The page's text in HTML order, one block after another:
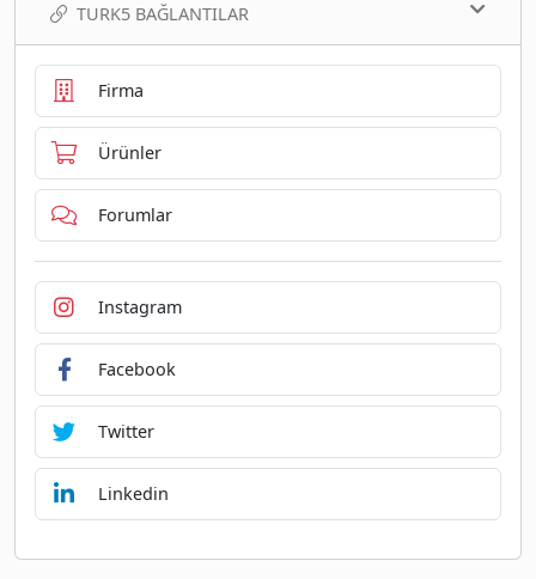
TURK5 BAĞLANTILAR
Firma
Ürünler
Forumlar
Instagram
Facebook
Twitter
Linkedin